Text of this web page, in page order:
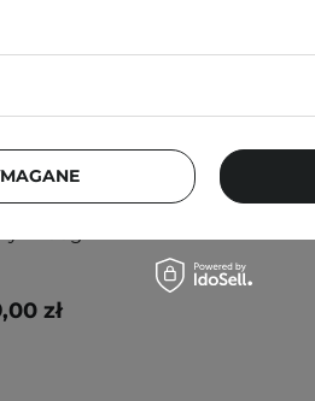
In For Men All In
Emulsja do
zł